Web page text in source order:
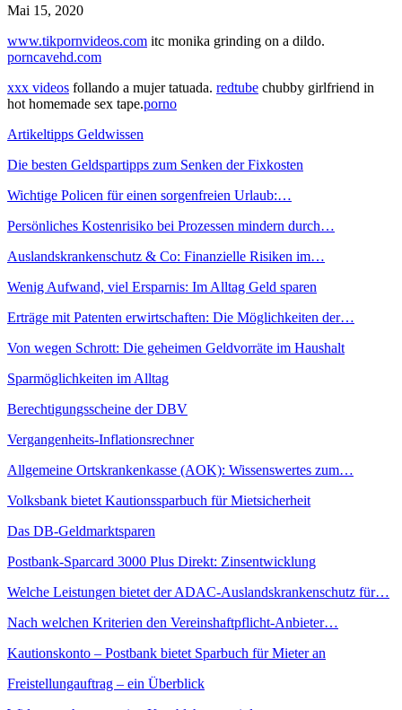
Mai 15, 2020
www.tikpornvideos.com itc monika grinding on a dildo.
porncavehd.com
xxx videos follando a mujer tatuada. redtube chubby girlfriend in
hot homemade sex tape.porno
Artikeltipps Geldwissen
Die besten Geldspartipps zum Senken der Fixkosten
Wichtige Policen für einen sorgenfreien Urlaub:…
Persönliches Kostenrisiko bei Prozessen mindern durch…
Auslandskrankenschutz & Co: Finanzielle Risiken im…
Wenig Aufwand, viel Ersparnis: Im Alltag Geld sparen
Erträge mit Patenten erwirtschaften: Die Möglichkeiten der…
Von wegen Schrott: Die geheimen Geldvorräte im Haushalt
Sparmöglichkeiten im Alltag
Berechtigungsscheine der DBV
Vergangenheits-Inflationsrechner
Allgemeine Ortskrankenkasse (AOK): Wissenswertes zum…
Volksbank bietet Kautionssparbuch für Mietsicherheit
Das DB-Geldmarktsparen
Postbank-Sparcard 3000 Plus Direkt: Zinsentwicklung
Welche Leistungen bietet der ADAC-Auslandskrankenschutz für…
Nach welchen Kriterien den Vereinshaftpflicht-Anbieter…
Kautionskonto – Postbank bietet Sparbuch für Mieter an
Freistellungauftrag – ein Überblick